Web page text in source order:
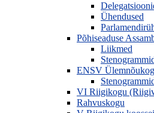
Ühendused
Põhiseaduse
Liikmed
ENSV
VI Riigikogu
Rahvuskogu